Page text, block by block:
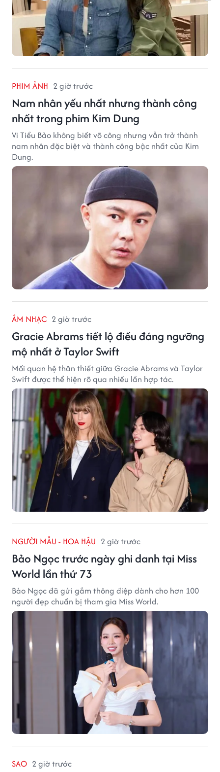
PHIM ẢNH 2 giờ trước
Nam nhân yếu nhất nhưng thành công
nhất trong phim Kim Dung
Vi Tiểu Bảo không biết võ công nhưng vẫn trở thành
nam nhân đặc biệt và thành công bậc nhất của Kim
Dung.
ÂM NHẠC 2 giờ trước
Gracie Abrams tiết lộ điều đáng ngưỡng
mộ nhất ở Taylor Swift
Mối quan hệ thân thiết giữa Gracie Abrams và Taylor
Swift được thể hiện rõ qua nhiều lần hợp tác.
NGƯỜI MẪU - HOA HẬU 2 giờ trước
Bảo Ngọc trước ngày ghi danh tại Miss
World lần thứ 73
Bảo Ngọc đã gửi gắm thông điệp dành cho hơn 100
người đẹp chuẩn bị tham gia Miss World.
SAO 2 giờ trước